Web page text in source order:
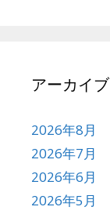
アーカイブ
2026年8月
2026年7月
2026年6月
2026年5月